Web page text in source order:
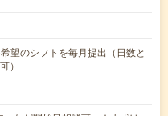
望のシフトを毎月提出（日数と
）